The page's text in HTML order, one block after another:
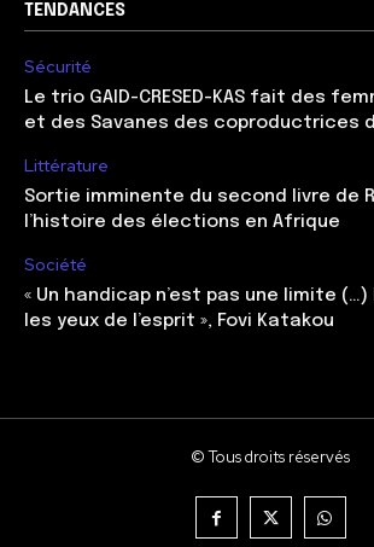
TENDANCES
Sécurité
Le trio GAID-CRESED-KAS fait des
et des Savanes des coproductrices
Littérature
Sortie imminente du second livre de
l’histoire des élections en Afrique
Société
« Un handicap n’est pas une limite (…)
les yeux de l’esprit », Fovi Katakou
© Tous droits réservés